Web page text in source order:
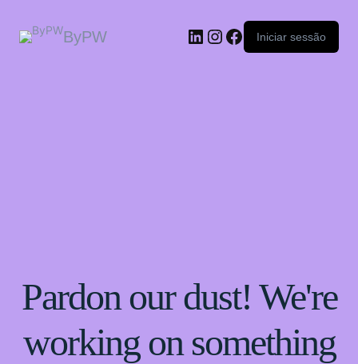
ByPW Iniciar sessão
Pardon our dust! We're
working on something